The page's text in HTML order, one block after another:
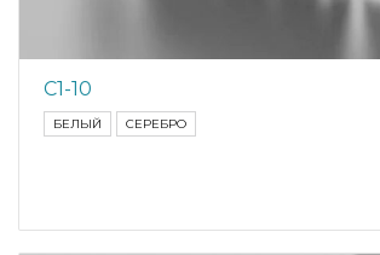
С1-10
БЕЛЫЙ СЕРЕБРО